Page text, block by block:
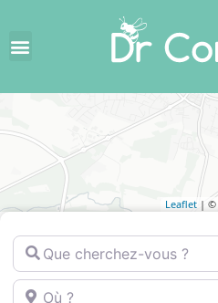
Leaflet | ©
Que cherchez-vous ?
Où ?